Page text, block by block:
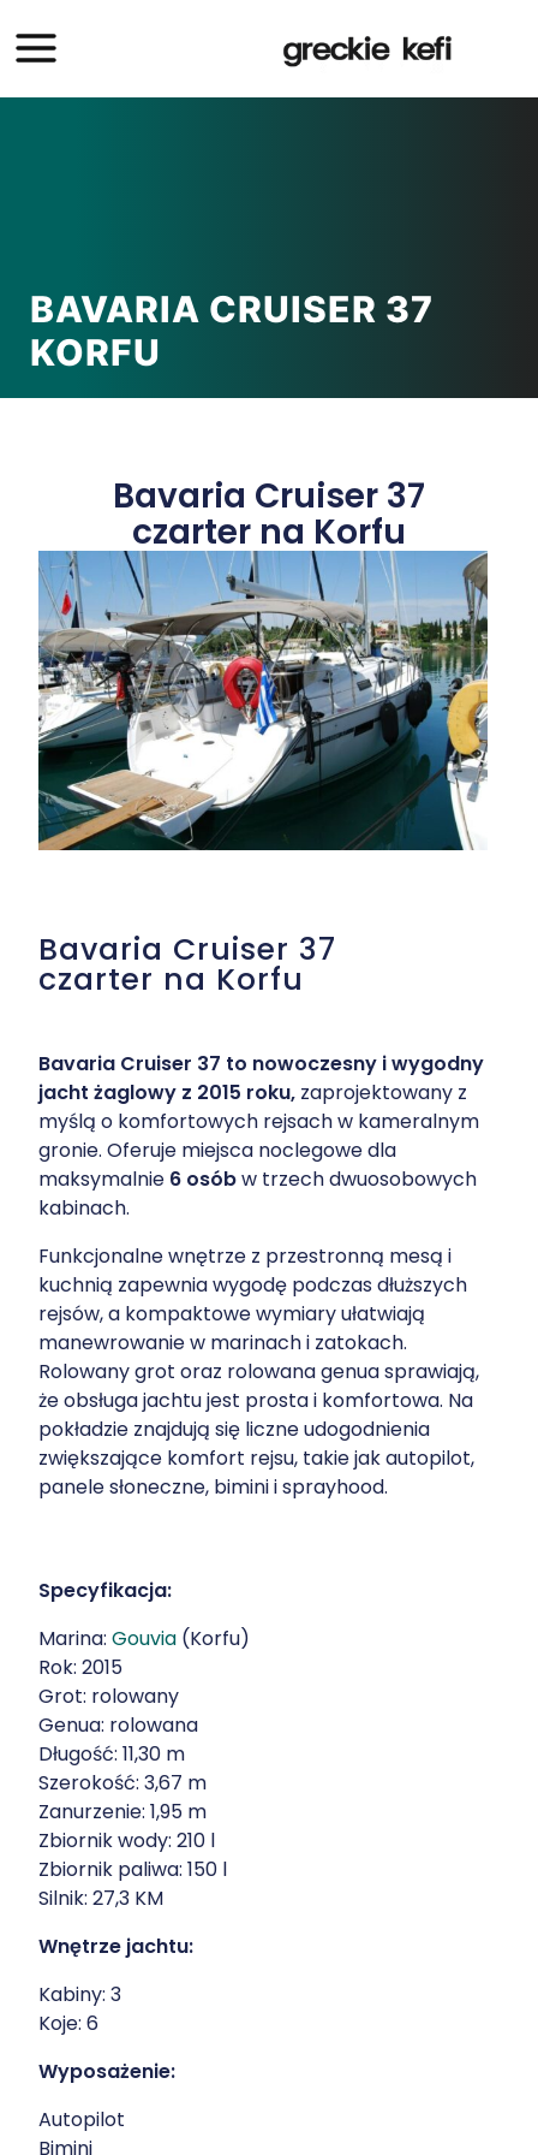
BAVARIA CRUISER 37
KORFU
Bavaria Cruiser 37
czarter na Korfu
Bavaria Cruiser 37
czarter na Korfu
Bavaria Cruiser 37 to nowoczesny i wygodny
jacht żaglowy z 2015 roku, zaprojektowany z
myślą o komfortowych rejsach w kameralnym
gronie. Oferuje miejsca noclegowe dla
maksymalnie 6 osóbw trzech dwuosobowych
kabinach.
Funkcjonalne wnętrze z przestronną mesą i
kuchnią zapewnia wygodę podczas dłuższych
rejsów, a kompaktowe wymiary ułatwiają
manewrowanie w marinach i zatokach.
Rolowany grot oraz rolowana genua sprawiają,
że obsługa jachtu jest prosta i komfortowa. Na
pokładzie znajdują się liczne udogodnienia
zwiększające komfort rejsu, takie jak autopilot,
panele słoneczne, bimini i sprayhood.
Specyfikacja:
Marina:Gouvia (Korfu)
Rok: 2015
Grot: rolowany
Genua: rolowana
Długość: 11,30 m
Szerokość: 3,67 m
Zanurzenie: 1,95 m
Zbiornik wody: 210 l
Zbiornik paliwa: 150 l
Silnik: 27,3 KM
Wnętrze jachtu:
Kabiny: 3
Koje: 6
Wyposażenie:
Autopilot
Bimini